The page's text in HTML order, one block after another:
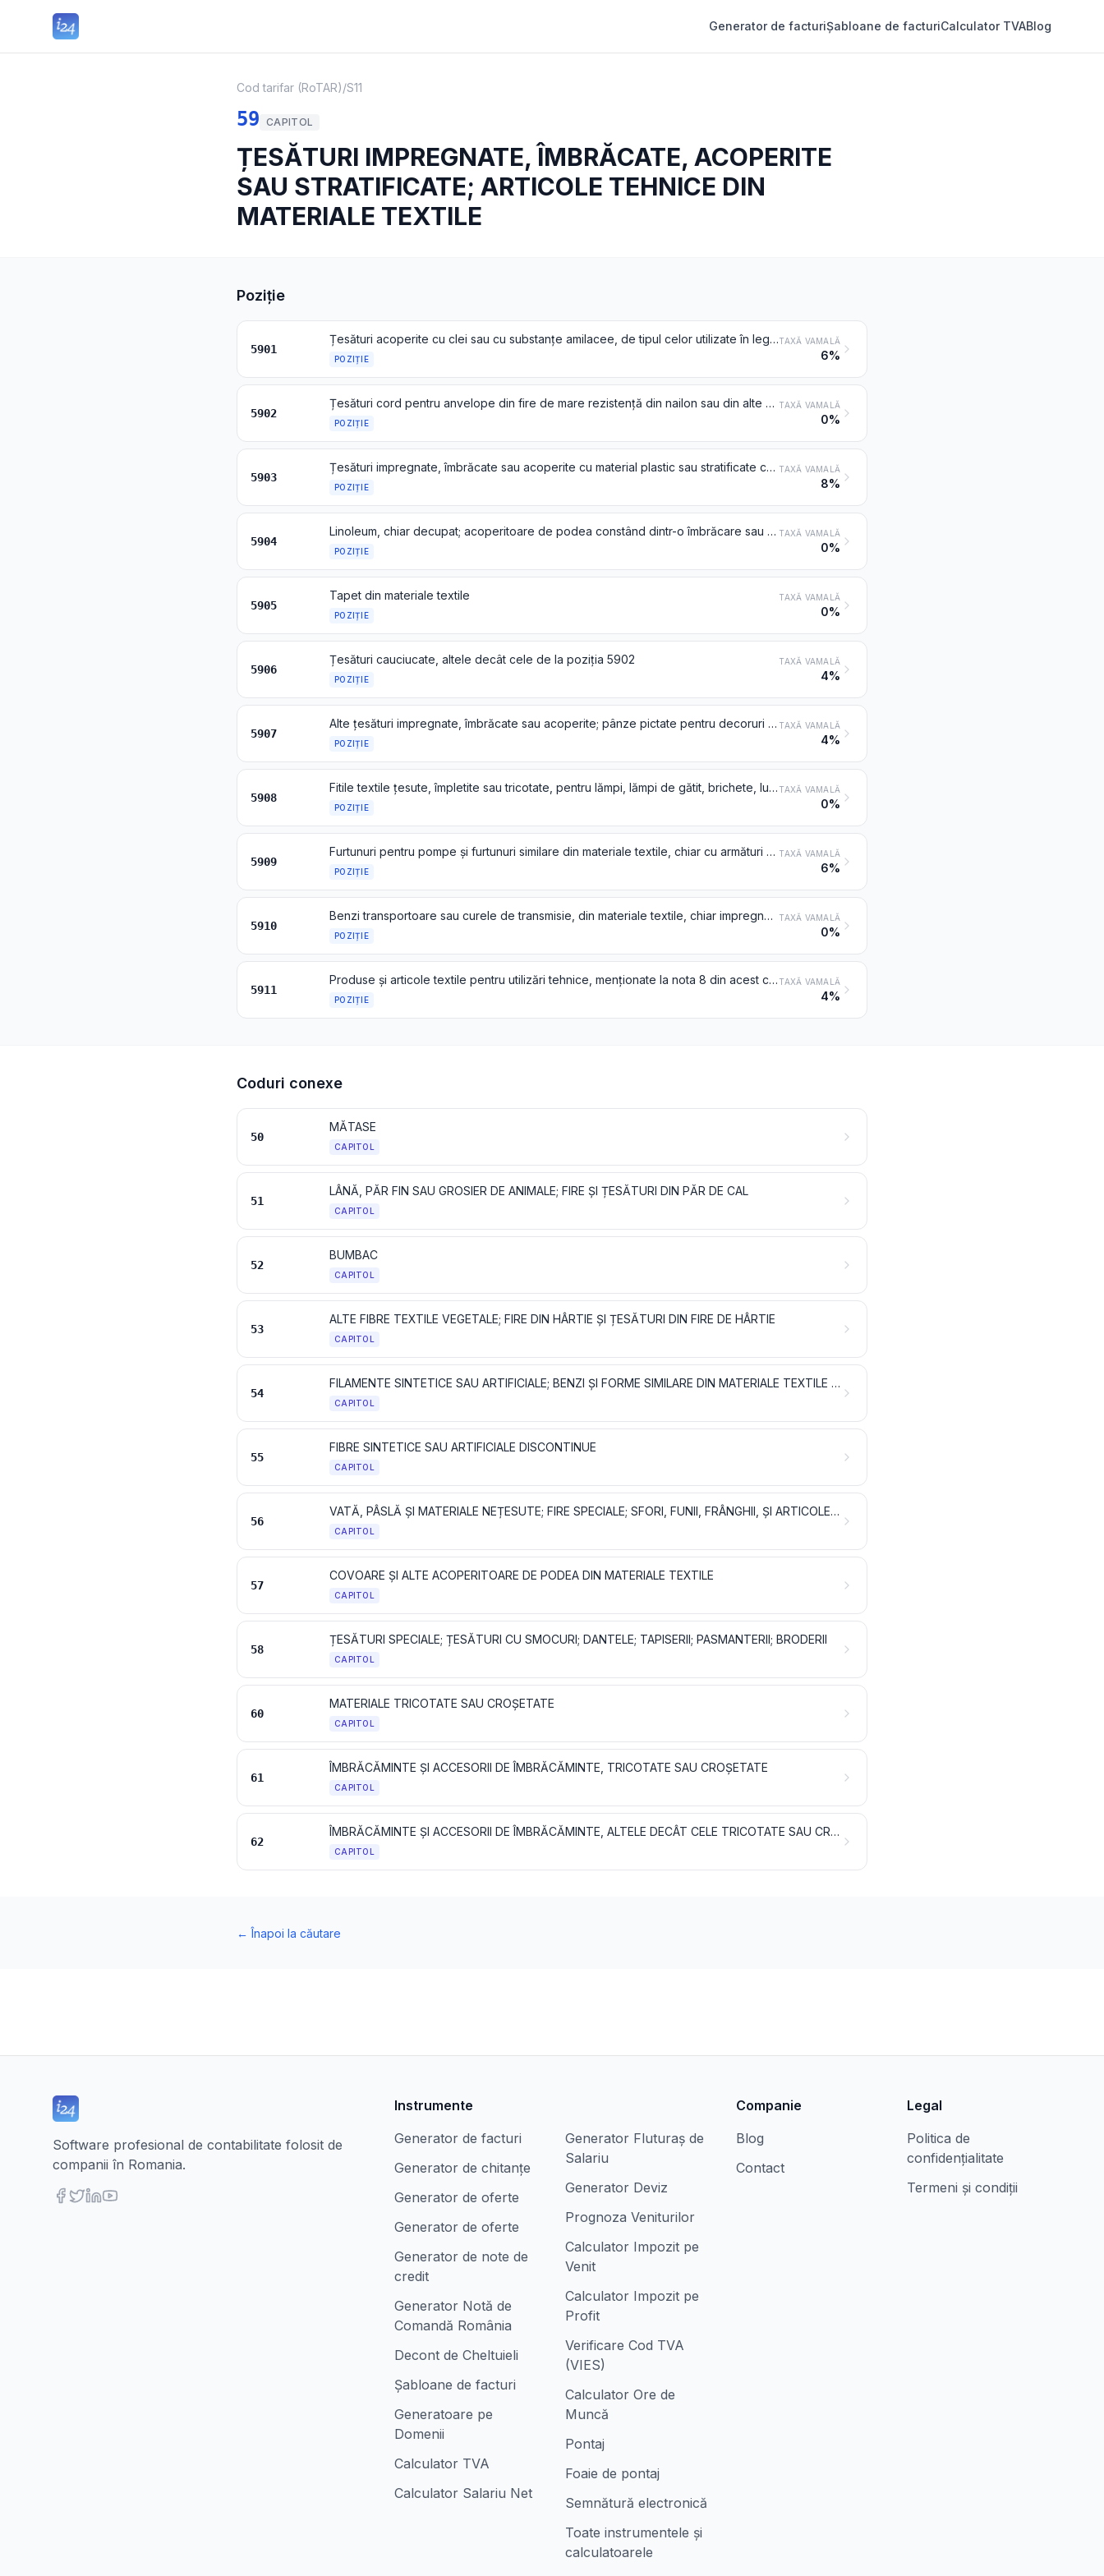
Generator de facturiȘabloane de facturiCalculator TVABlog
Cod tarifar (RoTAR)/S11
59 CAPITOL
ȚESĂTURI IMPREGNATE, ÎMBRĂCATE, ACOPERITE
SAU STRATIFICATE; ARTICOLE TEHNICE DIN
MATERIALE TEXTILE
Poziție
5901
Țesături acoperite cu clei sau cu substanțe amilacee, de tipul celor utilizate în legătorie, cartonaj, ca materiale de acoperire sau pentru utilizări similare; pânze de calc sau transparente pentru desen; pânze pregătite pentru pictură; vatir și țesături similare pentru confecționarea pălăriilor
POZIȚIE
TAXĂ VAMALĂ
6%
5902
Țesături cord pentru anvelope din fire de mare rezistență din nailon sau din alte poliamide, din poliesteri sau viscoză
POZIȚIE
TAXĂ VAMALĂ
0%
5903
Țesături impregnate, îmbrăcate sau acoperite cu material plastic sau stratificate cu material plastic, altele decât cele de la poziția 5902
POZIȚIE
TAXĂ VAMALĂ
8%
5904
Linoleum, chiar decupat; acoperitoare de podea constând dintr-o îmbrăcare sau o acoperire aplicată pe un suport textil, chiar decupate
POZIȚIE
TAXĂ VAMALĂ
0%
5905
Tapet din materiale textile
POZIȚIE
TAXĂ VAMALĂ
0%
5906
Țesături cauciucate, altele decât cele de la poziția 5902
POZIȚIE
TAXĂ VAMALĂ
4%
5907
Alte țesături impregnate, îmbrăcate sau acoperite; pânze pictate pentru decoruri de teatru, decoruri pentru studiouri sau pentru utilizări similare
POZIȚIE
TAXĂ VAMALĂ
4%
5908
Fitile textile țesute, împletite sau tricotate, pentru lămpi, lămpi de gătit, brichete, lumânări sau articole similare; manșoane pentru lămpi cu incandescență și tricoturi tubulare, care servesc la fabricarea acestora, chiar impregnate
POZIȚIE
TAXĂ VAMALĂ
0%
5909
Furtunuri pentru pompe și furtunuri similare din materiale textile, chiar cu armături sau accesorii din alte materiale
POZIȚIE
TAXĂ VAMALĂ
6%
5910
Benzi transportoare sau curele de transmisie, din materiale textile, chiar impregnate, îmbrăcate, acoperite sau stratificate cu materiale plastice sau ranforsate cu metal sau cu alte materiale
POZIȚIE
TAXĂ VAMALĂ
0%
5911
Produse și articole textile pentru utilizări tehnice, menționate la nota 8 din acest capitol
POZIȚIE
TAXĂ VAMALĂ
4%
Coduri conexe
50
MĂTASE
CAPITOL
51
LÂNĂ, PĂR FIN SAU GROSIER DE ANIMALE; FIRE ȘI ȚESĂTURI DIN PĂR DE CAL
CAPITOL
52
BUMBAC
CAPITOL
53
ALTE FIBRE TEXTILE VEGETALE; FIRE DIN HÂRTIE ȘI ȚESĂTURI DIN FIRE DE HÂRTIE
CAPITOL
54
FILAMENTE SINTETICE SAU ARTIFICIALE; BENZI ȘI FORME SIMILARE DIN MATERIALE TEXTILE SINTETICE SAU ARTIFICIALE
CAPITOL
55
FIBRE SINTETICE SAU ARTIFICIALE DISCONTINUE
CAPITOL
56
VATĂ, PÂSLĂ ȘI MATERIALE NEȚESUTE; FIRE SPECIALE; SFORI, FUNII, FRÂNGHII, ȘI ARTICOLE DIN ACESTEA
CAPITOL
57
COVOARE ȘI ALTE ACOPERITOARE DE PODEA DIN MATERIALE TEXTILE
CAPITOL
58
ȚESĂTURI SPECIALE; ȚESĂTURI CU SMOCURI; DANTELE; TAPISERII; PASMANTERII; BRODERII
CAPITOL
60
MATERIALE TRICOTATE SAU CROȘETATE
CAPITOL
61
ÎMBRĂCĂMINTE ȘI ACCESORII DE ÎMBRĂCĂMINTE, TRICOTATE SAU CROȘETATE
CAPITOL
62
ÎMBRĂCĂMINTE ȘI ACCESORII DE ÎMBRĂCĂMINTE, ALTELE DECÂT CELE TRICOTATE SAU CROȘETATE
CAPITOL
←Înapoi la căutare
Software profesional de contabilitate folosit de
companii în Romania.
Instrumente
Generator de facturi
Generator de chitanțe
Generator de oferte
Generator de oferte
Generator de note de
credit
Generator Notă de
Comandă România
Decont de Cheltuieli
Șabloane de facturi
Generatoare pe
Domenii
Calculator TVA
Calculator Salariu Net
Generator Fluturaș de
Salariu
Generator Deviz
Prognoza Veniturilor
Calculator Impozit pe
Venit
Calculator Impozit pe
Profit
Verificare Cod TVA
(VIES)
Calculator Ore de
Muncă
Pontaj
Foaie de pontaj
Semnătură electronică
Toate instrumentele și
calculatoarele
Companie
Blog
Contact
Legal
Politica de
confidențialitate
Termeni și condiții